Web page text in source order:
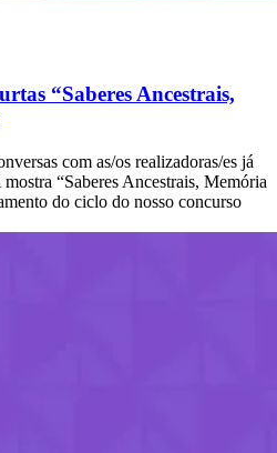
“Saberes Ancestrais,
com as/os realizadoras/es já
“Saberes Ancestrais, Memória
do ciclo do nosso concurso